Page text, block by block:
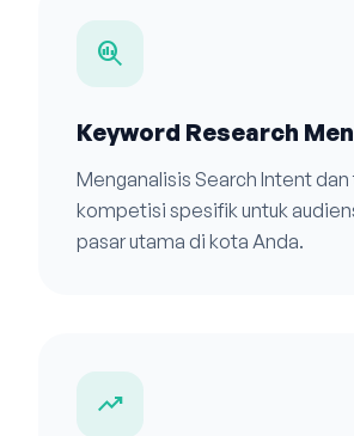
search_insights
Keyword Research
Menganalisis Search Intent
kompetisi spesifik untuk
pasar utama di kota Anda.
trending_up